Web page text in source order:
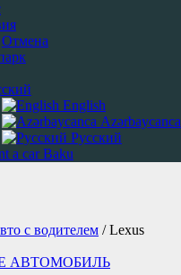
Отмена
English
Azərbaycanca
Русский
a car Baku
с водителем / Lexus
АВТОМОБИЛЬ